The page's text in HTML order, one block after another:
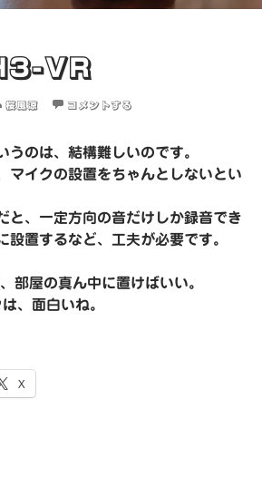
VR
桜風涼 コメントする
うのは、結構難しいのです。
マイクの設置をちゃんとしないとい
と、一定方向の音だけしか録音でき
設置するなど、工夫が必要です。
部屋の真ん中に置けばいい。
、面白いね。
X